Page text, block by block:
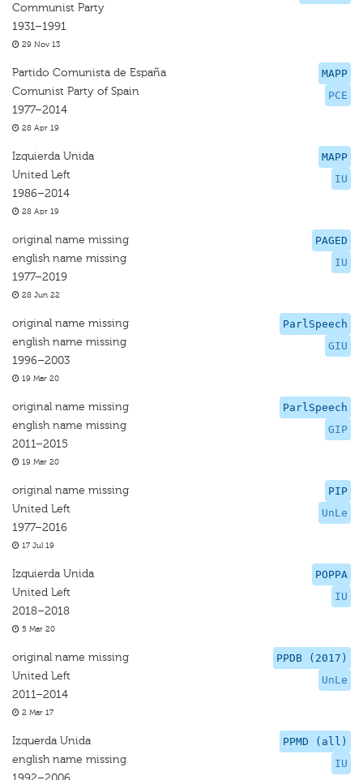
Communist Party
1931–1991
29 Nov 13
MAPP
PCE
Partido Comunista de España
Comunist Party of Spain
1977–2014
28 Apr 19
MAPP
IU
Izquierda Unida
United Left
1986–2014
28 Apr 19
PAGED
IU
original name missing
english name missing
1977–2019
28 Jun 22
ParlSpeech
GIU
original name missing
english name missing
1996–2003
19 Mar 20
ParlSpeech
GIP
original name missing
english name missing
2011–2015
19 Mar 20
PIP
UnLe
original name missing
United Left
1977–2016
17 Jul 19
POPPA
IU
Izquierda Unida
United Left
2018–2018
5 Mar 20
PPDB (2017)
UnLe
original name missing
United Left
2011–2014
2 Mar 17
PPMD (all)
IU
Izquerda Unida
english name missing